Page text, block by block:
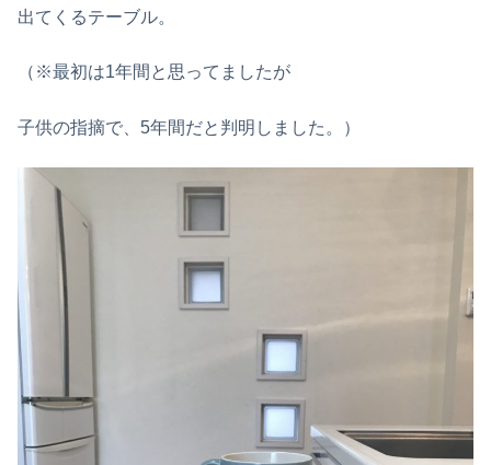
出てくるテーブル。
（※最初は1年間と思ってましたが
子供の指摘で、5年間だと判明しました。）